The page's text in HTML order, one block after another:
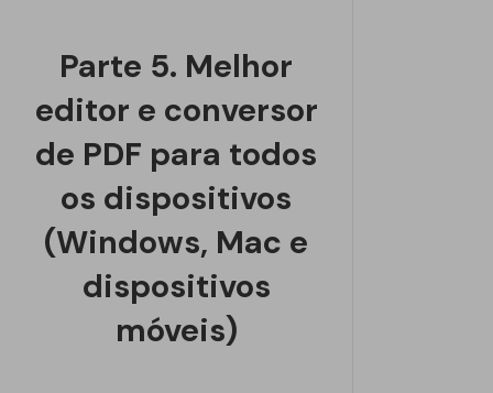
Parte 5. Melhor
editor e conversor
de PDF para todos
os dispositivos
(Windows, Mac e
dispositivos
móveis)